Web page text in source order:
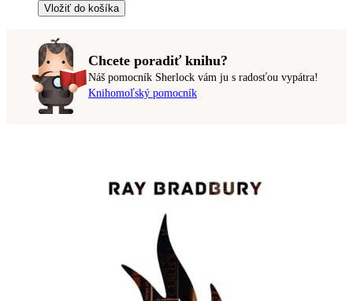
Vložiť do košíka
Chcete poradiť knihu?
Náš pomocník Sherlock vám ju s radosťou vypátra!
Knihomoľský pomocník